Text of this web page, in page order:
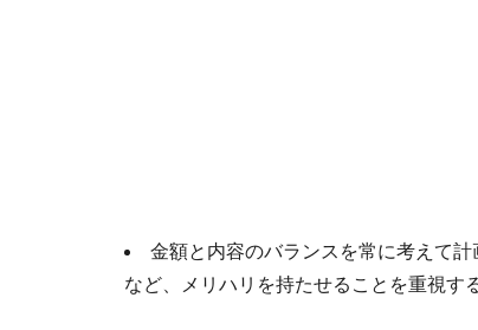
金額と内容のバランスを常に考えて計
など、メリハリを持たせることを重視す